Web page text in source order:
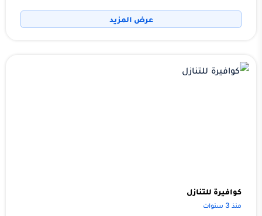
عرض المزيد
كوافيرة للتنازل
منذ 3 سنوات